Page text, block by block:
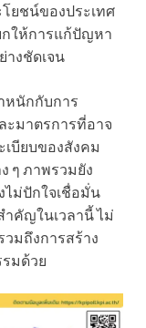
ยชน์ของประเทศ
ให้การแก้ปัญหา
างชัดเจน
นักกับการ
ะมาตรการที่อาจ
บียบของสังคม
ๆ ภาพรวมยัง
ม่ปักใจเชื่อมั่น
ำคัญในเวลานี้ ไม่
วมถึงการสร้าง
รมด้วย